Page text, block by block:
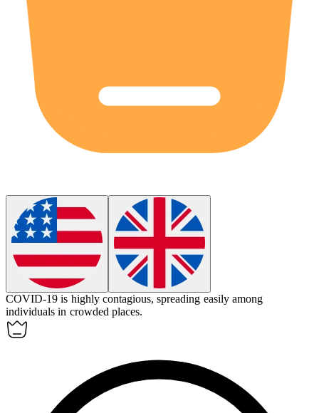
COVID-19 is highly contagious, spreading easily among
individuals in crowded places.